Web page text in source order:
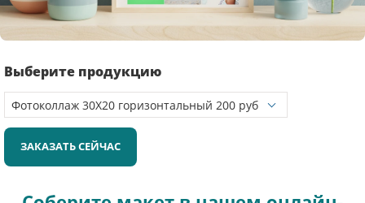
Выберите продукцию
ЗАКАЗАТЬ СЕЙЧАС